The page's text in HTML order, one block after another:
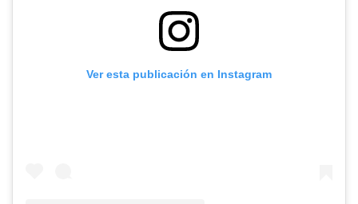
Ver esta publicación en Instagram